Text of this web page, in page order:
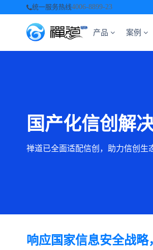
统一服务热线4006-8899-23
产品 案例
国产化信创解
禅道已全面适配信创，助力信创生
响应国家信息安全战